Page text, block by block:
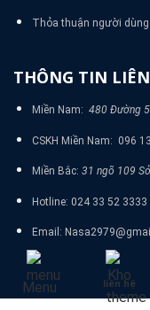
Thỏa thuận người dùng
THÔNG TIN
Miền Nam: 480 Đường
CSKH Miền Nam: 096
Miền Bắc: 31 ngõ 109
Hotline: 024 33 52 3333
Email:
Menu liên hệ